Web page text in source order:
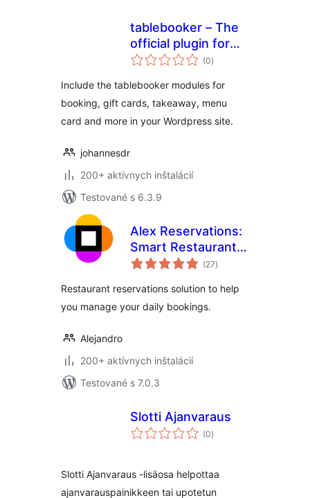
tablebooker – The
official plugin for
tablebooker (0celkové
hodnotenie
)
Include the tablebooker modules for
booking, gift cards, takeaway, menu
card and more in your Wordpress site.
johannesdr
200+ aktívnych inštalácií
Testované s 6.3.9
Alex Reservations:
Smart Restaurant
Booking
(27celkové
hodnotenie
)
Restaurant reservations solution to help
you manage your daily bookings.
Alejandro
200+ aktívnych inštalácií
Testované s 7.0.3
Slotti Ajanvaraus
(0celkové
hodnotenie
)
Slotti Ajanvaraus -lisäosa helpottaa
ajanvarauspainikkeen tai upotetun